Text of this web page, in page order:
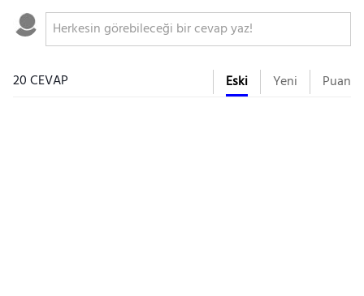
20 CEVAP Eski Yeni Puan